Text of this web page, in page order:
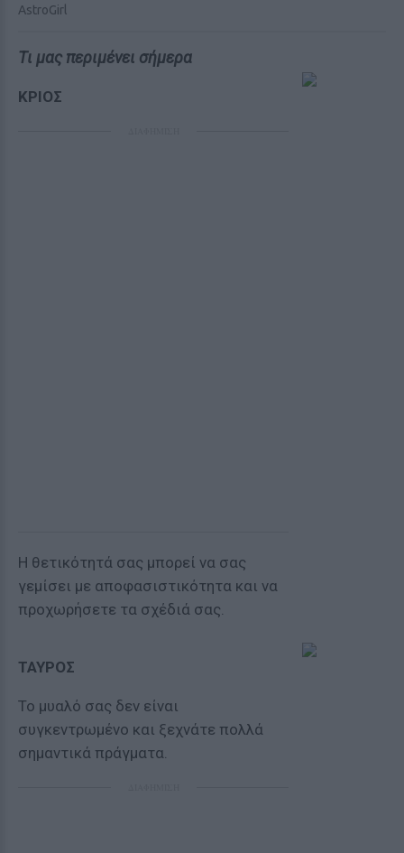
AstroGirl
Tι μας περιμένει σήμερα
ΚΡΙΟΣ
Η θετικότητά σας μπορεί να σας
γεμίσει με αποφασιστικότητα και να
προχωρήσετε τα σχέδιά σας.
ΤΑΥΡΟΣ
Το μυαλό σας δεν είναι
συγκεντρωμένο και ξεχνάτε πολλά
σημαντικά πράγματα.